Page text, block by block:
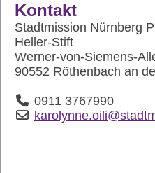
Kontakt
Stadtmission Nürnberg
Heller-Stift
Werner-von-Siemens-
90552 Röthenbach an
0911 3767990